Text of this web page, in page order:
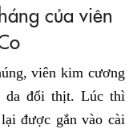
của viên
viên kim cương
da đổi thịt. Lúc thì
được gắn vào cài